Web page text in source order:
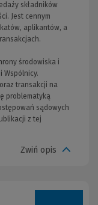
składników
Jest cennym
aplikantów, a
środowiska i
Wspólnicy.
transakcji na
problematyką
sądowych
z tej
Zwiń opis